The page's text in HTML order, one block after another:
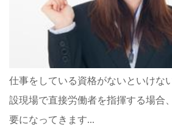
仕事をしている資格がないといけな
設現場で直接労働者を指揮する場合
要になってきます...